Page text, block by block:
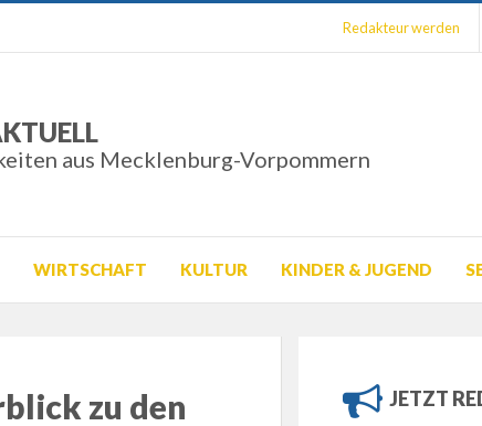
Redakteur werden
aus Mecklenburg-Vorpommern
WIRTSCHAFT KULTUR KINDER & JUGEND
zu den
JETZT